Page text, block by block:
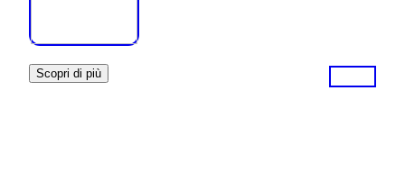
Scopri di più